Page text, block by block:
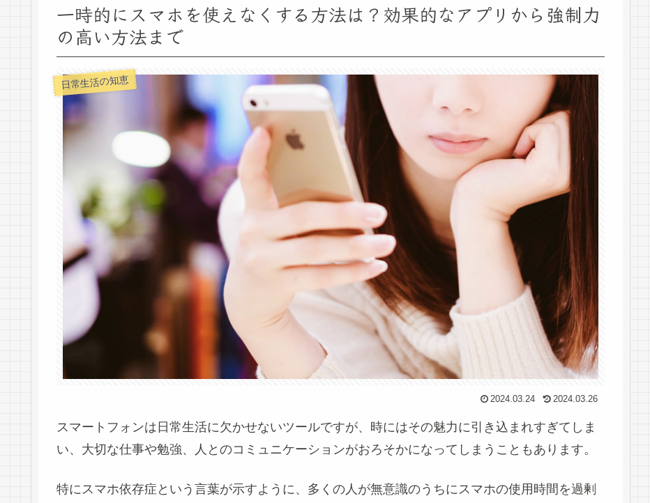
一時的にスマホを使えなくする方法は？効果的なアプリから強制力
の高い方法まで
日常生活の知恵
2024.03.24 2024.03.26
スマートフォンは日常生活に欠かせないツールですが、時にはその魅力に引き込まれすぎてしま
い、大切な仕事や勉強、人とのコミュニケーションがおろそかになってしまうこともあります。
特にスマホ依存症という言葉が示すように、多くの人が無意識のうちにスマホの使用時間を過剰